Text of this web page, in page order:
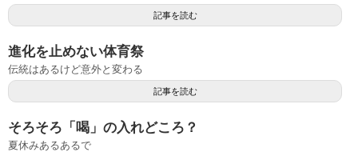
記事を読む
進化を止めない体育祭
伝統はあるけど意外と変わる
記事を読む
そろそろ「喝」の入れどころ？
夏休みあるあるで